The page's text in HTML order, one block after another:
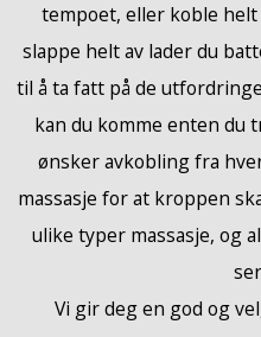
tempoet, eller koble
slappe helt av lader du
til å ta fatt på de
kan du komme enten du
ønsker avkobling fra
massasje for at kroppen
ulike typer massasje, og
Vi gir deg en god og